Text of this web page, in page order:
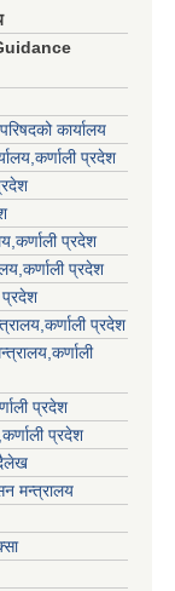
Guidance
कार्यालय
प्रदेश
प्रदेश
प्रदेश
प्रदेश
प्रदेश
प्रदेश
प्रदेश
मन्त्रालय